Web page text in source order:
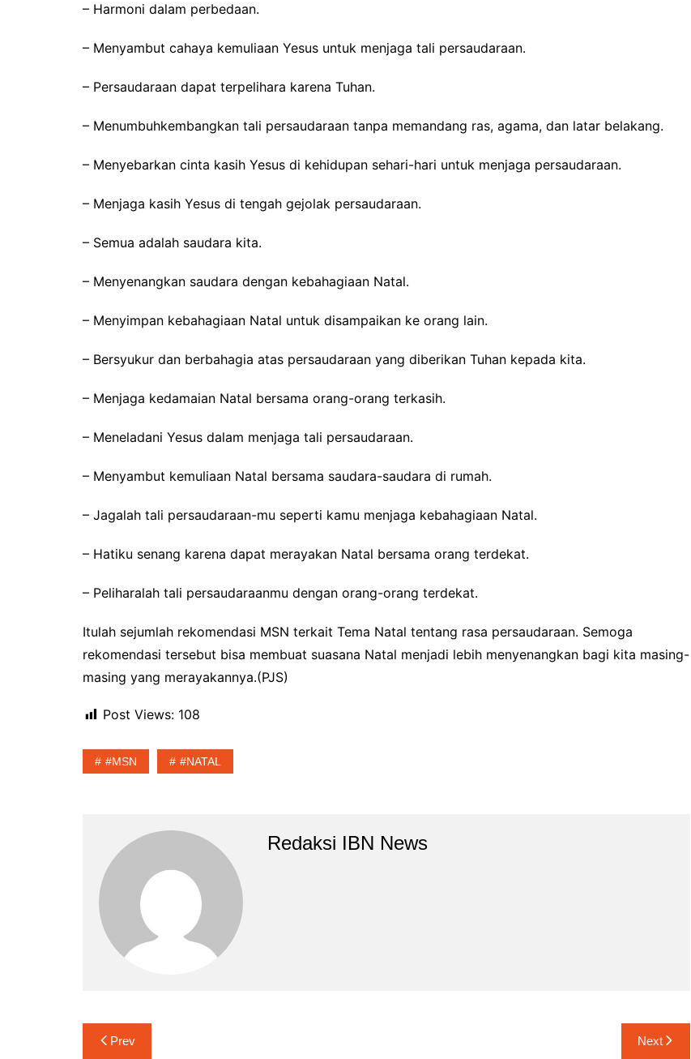
– Harmoni dalam perbedaan.
– Menyambut cahaya kemuliaan Yesus untuk menjaga tali persaudaraan.
– Persaudaraan dapat terpelihara karena Tuhan.
– Menumbuhkembangkan tali persaudaraan tanpa memandang ras, agama, dan latar belakang.
– Menyebarkan cinta kasih Yesus di kehidupan sehari-hari untuk menjaga persaudaraan.
– Menjaga kasih Yesus di tengah gejolak persaudaraan.
– Semua adalah saudara kita.
– Menyenangkan saudara dengan kebahagiaan Natal.
– Menyimpan kebahagiaan Natal untuk disampaikan ke orang lain.
– Bersyukur dan berbahagia atas persaudaraan yang diberikan Tuhan kepada kita.
– Menjaga kedamaian Natal bersama orang-orang terkasih.
– Meneladani Yesus dalam menjaga tali persaudaraan.
– Menyambut kemuliaan Natal bersama saudara-saudara di rumah.
– Jagalah tali persaudaraan-mu seperti kamu menjaga kebahagiaan Natal.
– Hatiku senang karena dapat merayakan Natal bersama orang terdekat.
– Peliharalah tali persaudaraanmu dengan orang-orang terdekat.
Itulah sejumlah rekomendasi MSN terkait Tema Natal tentang rasa persaudaraan. Semoga
rekomendasi tersebut bisa membuat suasana Natal menjadi lebih menyenangkan bagi kita masing-
masing yang merayakannya.(PJS)
Post Views: 108
#MSN #NATAL
Redaksi IBN News
Navigasi
Prev Next